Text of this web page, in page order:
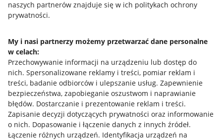
naszych partnerów znajduje się w ich politykach ochrony
prywatności.
My i nasi partnerzy możemy przetwarzać dane personalne
w celach:
Przechowywanie informacji na urządzeniu lub dostęp do
nich. Spersonalizowane reklamy i treści, pomiar reklam i
treści, badanie odbiorców i ulepszanie usług. Zapewnienie
bezpieczeństwa, zapobieganie oszustwom i naprawianie
błędów. Dostarczanie i prezentowanie reklam i treści.
Zapisanie decyzji dotyczących prywatności oraz informowanie
o nich. Dopasowanie i łączenie danych z innych źródeł.
Łączenie różnych urządzeń. Identyfikacja urządzeń na
Jak to działa
Allegro Gadane dla sprzedających
Allegro Gadane dla kupujących
Mapa miejscowości
Informacje prawne
Regulamin